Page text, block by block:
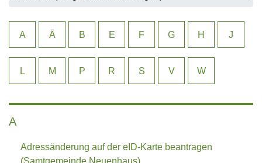
A Ä B E F G H J
L M P R S V W
A
Adressänderung auf der eID-Karte beantragen
(Samtgemeinde Neuenhaus)